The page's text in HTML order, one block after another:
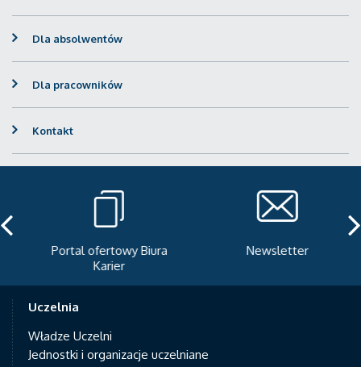
Dla absolwentów
Dla pracowników
Kontakt
Portal ofertowy Biura
Karier
Newsletter
Uczelnia
Władze Uczelni
Jednostki i organizacje uczelniane